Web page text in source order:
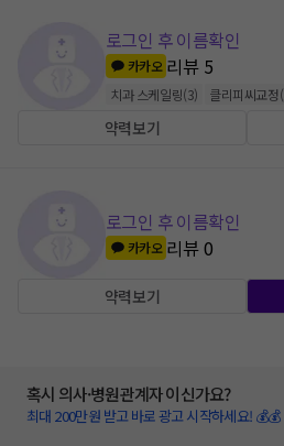
로그인 후 이름확인
카카오 리뷰 5
치과 스케일링(3) 클리피씨교정(
약력보기
로그인 후 이름확인
카카오 리뷰0
약력보기
혹시 의사·병원관계자 이신가요?
최대 200만원 받고 바로 광고 시작하세요! 💰💰